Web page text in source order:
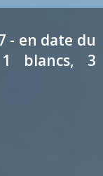
- en date du
1 blancs, 3